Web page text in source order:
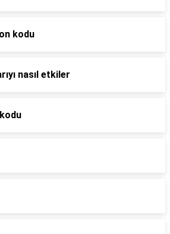
kodu
nasıl etkiler